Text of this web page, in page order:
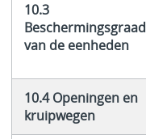
10.3
Beschermingsgraad
van de eenheden
10.4 Openingen en
kruipwegen